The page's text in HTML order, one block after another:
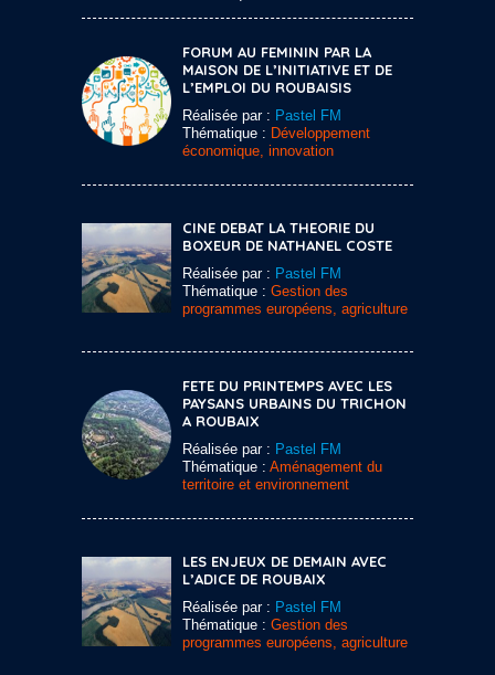
FORUM AU FEMININ PAR LA
MAISON DE L’INITIATIVE ET DE
L’EMPLOI DU ROUBAISIS
Réalisée par : Pastel FM
Thématique : Développement
économique, innovation
CINE DEBAT LA THEORIE DU
BOXEUR DE NATHANEL COSTE
Réalisée par : Pastel FM
Thématique : Gestion des
programmes européens, agriculture
FETE DU PRINTEMPS AVEC LES
PAYSANS URBAINS DU TRICHON
A ROUBAIX
Réalisée par : Pastel FM
Thématique : Aménagement du
territoire et environnement
LES ENJEUX DE DEMAIN AVEC
L’ADICE DE ROUBAIX
Réalisée par : Pastel FM
Thématique : Gestion des
programmes européens, agriculture